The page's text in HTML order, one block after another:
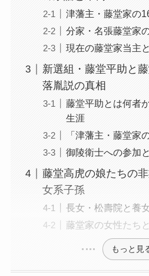
津藩主・藤堂家の
分家・名張藤堂家
現在の藤堂家当主
新選組・藤堂平助と
落胤説の真相
藤堂平助とは何者
生涯
「津藩主・藤堂家
御陵衛士への参加
藤堂高虎の娘たちの
女系子孫
長女・松壽院と養
藤堂家の女性たち
もっと見